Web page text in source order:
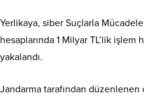
Yerlikaya, siber Suçlarla
hesaplarında 1 Milyar TL’lik
yakalandı.
Jandarma tarafından